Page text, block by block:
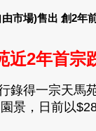
市場)售出 創2年
近2年首宗
錄得一宗天馬
景，日前以